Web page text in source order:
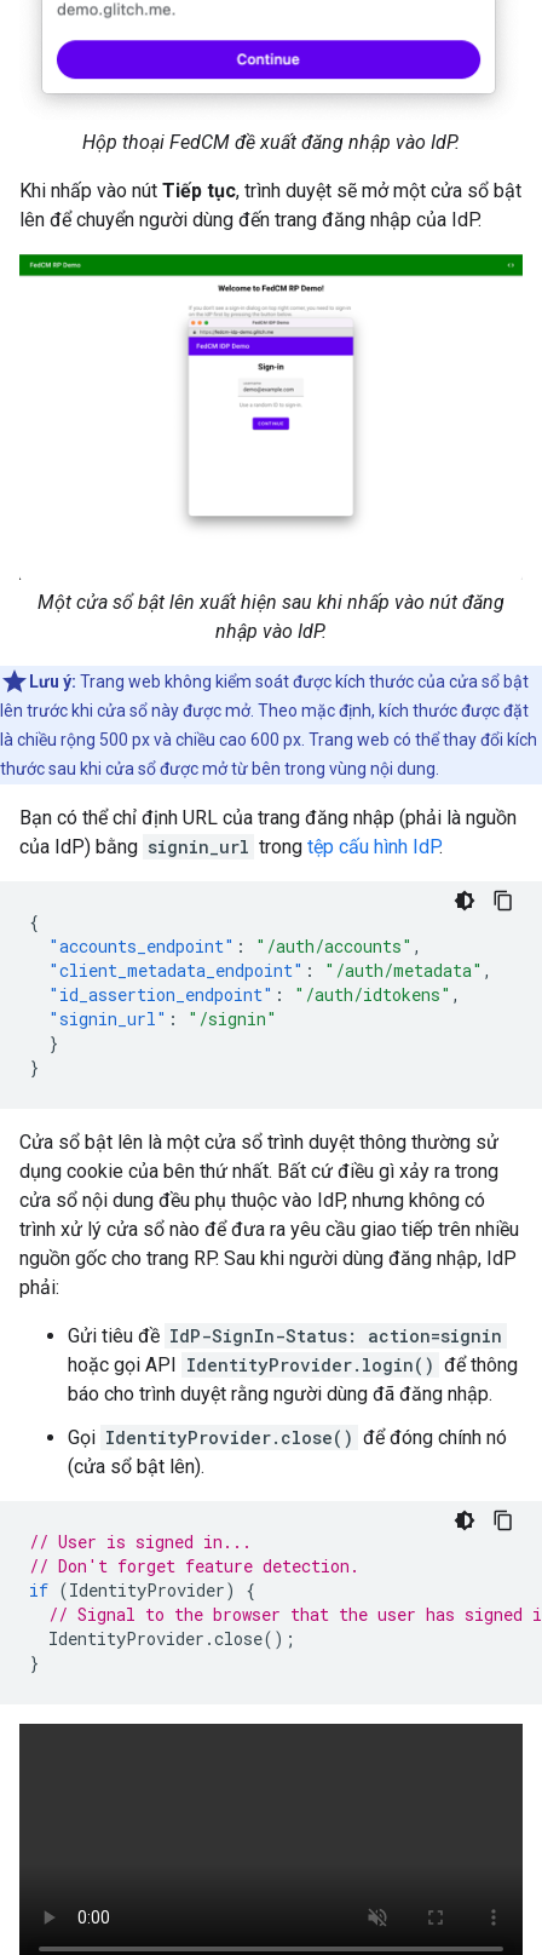
Hộp thoại FedCM đề xuất đăng nhập vào IdP.
Khi nhấp vào nút Tiếp tục, trình duyệt sẽ mở một cửa sổ bật
lên để chuyển người dùng đến trang đăng nhập của IdP.
Một cửa sổ bật lên xuất hiện sau khi nhấp vào nút đăng
nhập vào IdP.
Lưu ý: Trang web không kiểm soát được kích thước của cửa sổ bật
lên trước khi cửa sổ này được mở. Theo mặc định, kích thước được đặt
là chiều rộng 500 px và chiều cao 600 px. Trang web có thể thay đổi kích
thước sau khi cửa sổ được mở từ bên trong vùng nội dung.
Bạn có thể chỉ định URL của trang đăng nhập (phải là nguồn
của IdP) bằng signin_url trong tệp cấu hình IdP.
{
"accounts_endpoint" : "/auth/accounts" ,
"client_metadata_endpoint" : "/auth/metadata" ,
"id_assertion_endpoint" : "/auth/idtokens" ,
"signin_url" :
"/signin"
}
}
Cửa sổ bật lên là một cửa sổ trình duyệt thông thường sử
dụng cookie của bên thứ nhất. Bất cứ điều gì xảy ra trong
cửa sổ nội dung đều phụ thuộc vào IdP, nhưng không có
trình xử lý cửa sổ nào để đưa ra yêu cầu giao tiếp trên nhiều
nguồn gốc cho trang RP. Sau khi người dùng đăng nhập, IdP
phải:
Gửi tiêu đề IdP-SignIn-Status: action=signin
hoặc gọi API IdentityProvider.login() để thông
báo cho trình duyệt rằng người dùng đã đăng nhập.
Gọi IdentityProvider.close() để đóng chính nó
(cửa sổ bật lên).
// User is signed in...
// Don't forget feature detection.
if (IdentityProvider)
{
// Signal to the browser that the user has signed
IdentityProvider .close();
}